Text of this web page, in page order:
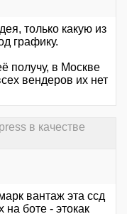
только какую из
графику.
получу, в Москве
вендеров их нет
в качестве
вантаж эта ссд
на боте - этокак